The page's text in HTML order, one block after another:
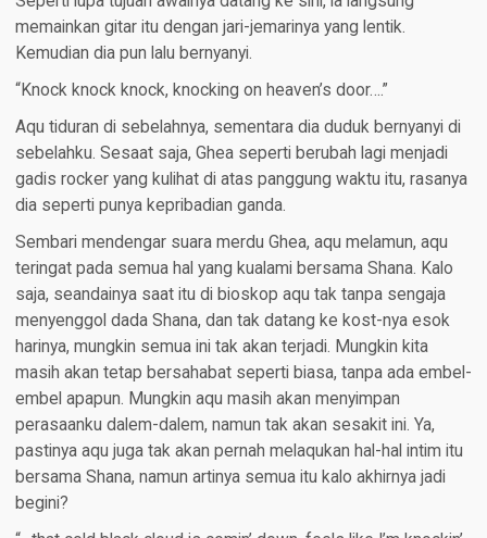
memainkan gitar itu dengan jari-jemarinya yang lentik.
Kemudian dia pun lalu bernyanyi.
“Knock knock knock, knocking on heaven’s door….”
Aqu tiduran di sebelahnya, sementara dia duduk bernyanyi di
sebelahku. Sesaat saja, Ghea seperti berubah lagi menjadi
gadis rocker yang kulihat di atas panggung waktu itu, rasanya
dia seperti punya kepribadian ganda.
Sembari mendengar suara merdu Ghea, aqu melamun, aqu
teringat pada semua hal yang kualami bersama Shana. Kalo
saja, seandainya saat itu di bioskop aqu tak tanpa sengaja
menyenggol dada Shana, dan tak datang ke kost-nya esok
harinya, mungkin semua ini tak akan terjadi. Mungkin kita
masih akan tetap bersahabat seperti biasa, tanpa ada embel-
embel apapun. Mungkin aqu masih akan menyimpan
perasaanku dalem-dalem, namun tak akan sesakit ini. Ya,
pastinya aqu juga tak akan pernah melaqukan hal-hal intim itu
bersama Shana, namun artinya semua itu kalo akhirnya jadi
begini?